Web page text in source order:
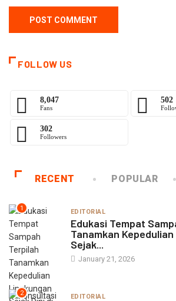
FOLLOW US
8,047
Fans
502
302
Followers
RECENT POPULAR
1 EDITORIAL
Edukasi Tempat
Tanamkan
Sejak...
January 21, 2026
2 EDITORIAL